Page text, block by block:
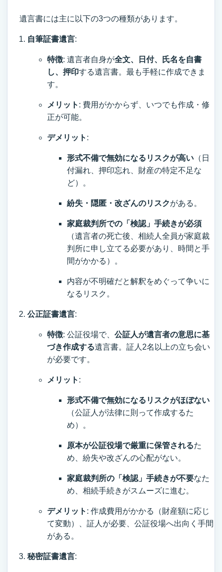
遺言書には主に以下の3つの種類があります。
自筆証書遺言:
特徴: 遺言者自身が全文、日付、氏名を自書
し、押印する遺言書。最も手軽に作成できま
す。
メリット : 費用がかからず、いつでも作成・修
正が可能。
デメリット :
形式不備で無効になるリスクが高い （日
付漏れ、押印忘れ、財産の特定不足な
ど）。
紛失・隠匿・改ざんのリスクがある。
家庭裁判所での「検認」手続きが必須
（遺言者の死亡後、相続人全員が家庭裁
判所に申し立てる必要があり、時間と手
間がかかる）。
内容が不明確だと解釈をめぐって争いに
なるリスク。
公正証書遺言:
特徴: 公証役場で、 公証人が遺言者の意思に基
づき作成する遺言書。証人2名以上の立ち会い
が必要です。
メリット :
形式不備で無効になるリスクがほぼない
（公証人が法律に則って作成するた
め）。
原本が公証役場で厳重に保管されるた
め、紛失や改ざんの心配がない。
家庭裁判所の「検認」手続きが不要なた
め、相続手続きがスムーズに進む。
デメリット : 作成費用がかかる（財産額に応じ
て変動）、証人が必要、公証役場へ出向く手間
がある。
秘密証書遺言: